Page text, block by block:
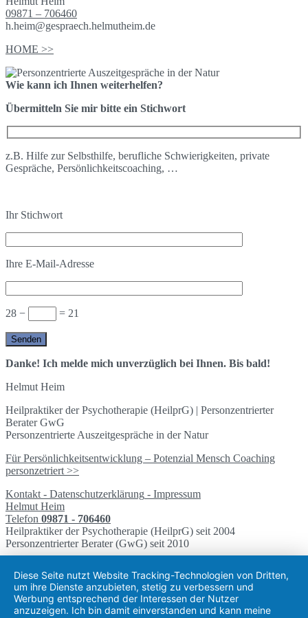
09871 – 706460
h.heim@gespraech.helmutheim.de
HOME >>
Wie kann ich Ihnen weiterhelfen?
Übermitteln Sie mir bitte ein Stichwort
z.B. Hilfe zur Selbsthilfe, berufliche Schwierigkeiten, private
Gespräche, Persönlichkeitscoaching, …
Ihr Stichwort
Ihre E-Mail-Adresse
28 − = 21
Danke! Ich melde mich unverzüglich bei Ihnen. Bis bald!
Helmut Heim
Heilpraktiker der Psychotherapie (HeilprG) | Personzentrierter
Berater GwG
Personzentrierte Auszeitgespräche in der Natur
Für Persönlichkeitsentwicklung – Potenzial Mensch Coaching
personzetriert >>
Kontakt - Datenschutzerklärung - Impressum
Helmut Heim
Telefon 09871 - 706460
Heilpraktiker der Psychotherapie (HeilprG) seit 2004
Personzentrierter Berater (GwG) seit 2010
Diese Seite nutzt Website Tracking-Technologien von Dritten,
um ihre Dienste anzubieten, stetig zu verbessern und
Werbung entsprechend der Interessen der Nutzer
anzuzeigen. Ich bin damit einverstanden und kann meine